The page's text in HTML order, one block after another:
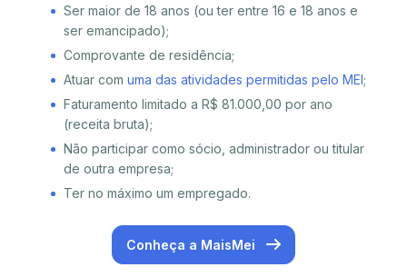
Ser maior de 18 anos (ou ter entre 16 e 18 anos e
ser emancipado);
Comprovante de residência;
Atuar com uma das atividades permitidas pelo MEI;
Faturamento limitado a R$ 81.000,00 por ano
(receita bruta);
Não participar como sócio, administrador ou titular
de outra empresa;
Ter no máximo um empregado.
Conheça a MaisMei